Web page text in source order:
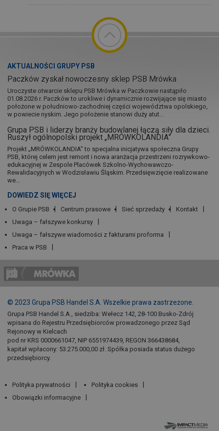
AKTUALNOŚCI GRUPY PSB
Paczków zyskał nowoczesny sklep PSB Mrówka
Uroczyste otwarcie sklepu PSB Mrówka w Paczkowie nastąpiło
01.08.2026 r. Paczków to urokliwe i dynamicznie rozwijające się miasto
położone w południowo-zachodniej części województwa opolskiego,
w powiecie nyskim. Jego położenie stanowi duży atut...
Grupa PSB i liderzy branży budowlanej łączą siły dla dzieci.
Ruszył ogólnopolski projekt „MRÓWKOLANDIA”
Projekt „MRÓWKOLANDIA” to specjalna inicjatywa społeczna Grupy
PSB, której celem jest remont i nowa aranżacja przestrzeni rozrywkowo-
edukacyjnej w Zespole Placówek Szkolno-Wychowawczo-
Rewalidacyjnych w Wodzisławiu Śląskim. Przedsięwzięcie realizowane
we...
DOWIEDZ SIĘ WIĘCEJ
O Grupie PSB Centrum prasowe Sieć sprzedaży
Kontakt
Uwaga – fałszywe konkursy
Uwaga – fałszywe wiadomości z fakturami proforma
Praca w PSB
© 2023 Grupa PSB Handel S.A. Wszelkie prawa zastrzeżone.
Grupa PSB Handel S.A., siedziba: Wełecz 142, 28-100 Busko-Zdrój
wpisana do Rejestru Przedsiębiorców prowadzonego przez Sąd
Rejonowy w Kielcach
pod nr KRS 0000661047, NIP 6551974439, REGON 366438684,
kapitał wpłacony: 53.275.000,00 zł. Spółka posiada status dużego
przedsiębiorcy.
Polityka prywatności
Polityka cookies
Obowiązki informacyjne